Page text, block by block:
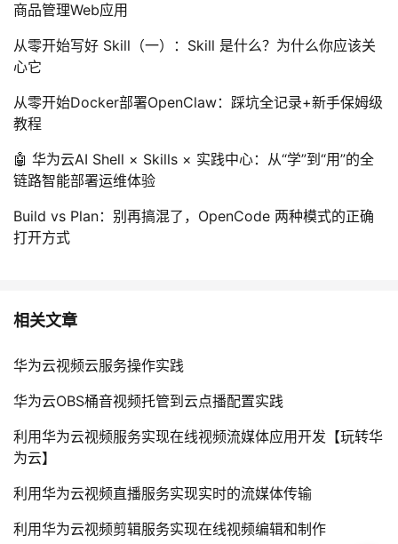
商品管理Web应用
从零开始写好 Skill（一）：Skill 是什么？为什么你应该关
心它
从零开始Docker部署OpenClaw：踩坑全记录+新手保姆级
教程
🤖 华为云AI Shell × Skills × 实践中心：从“学”到“用”的全
链路智能部署运维体验
Build vs Plan：别再搞混了，OpenCode 两种模式的正确
打开方式
相关文章
华为云视频云服务操作实践
华为云OBS桶音视频托管到云点播配置实践
利用华为云视频服务实现在线视频流媒体应用开发【玩转华
为云】
利用华为云视频直播服务实现实时的流媒体传输
利用华为云视频剪辑服务实现在线视频编辑和制作